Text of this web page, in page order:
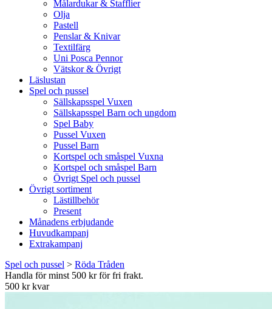
Målardukar & Stafflier
Olja
Pastell
Penslar & Knivar
Textilfärg
Uni Posca Pennor
Vätskor & Övrigt
Läslustan
Spel och pussel
Sällskapsspel Vuxen
Sällskapsspel Barn och ungdom
Spel Baby
Pussel Vuxen
Pussel Barn
Kortspel och småspel Vuxna
Kortspel och småspel Barn
Övrigt Spel och pussel
Övrigt sortiment
Lästillbehör
Present
Månadens erbjudande
Huvudkampanj
Extrakampanj
Spel och pussel > Röda Tråden
Handla för minst 500 kr för fri frakt.
500 kr kvar